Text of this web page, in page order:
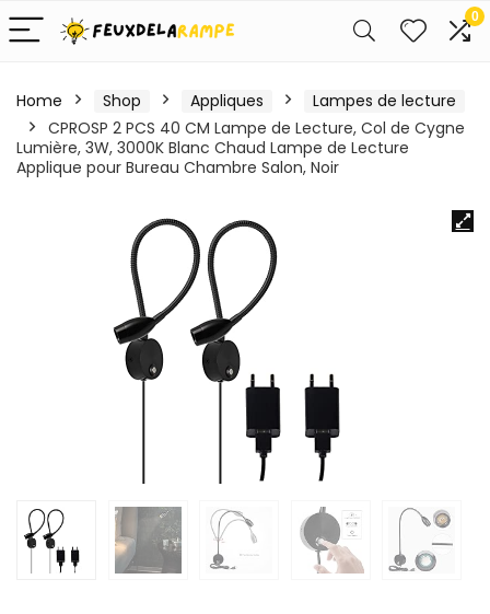
0
Home Shop Appliques
Lampes de lecture
CPROSP 2 PCS 40 CM Lampe de Lecture, Col de Cygne
Lumière, 3W, 3000K Blanc Chaud Lampe de Lecture
Applique pour Bureau Chambre Salon, Noir